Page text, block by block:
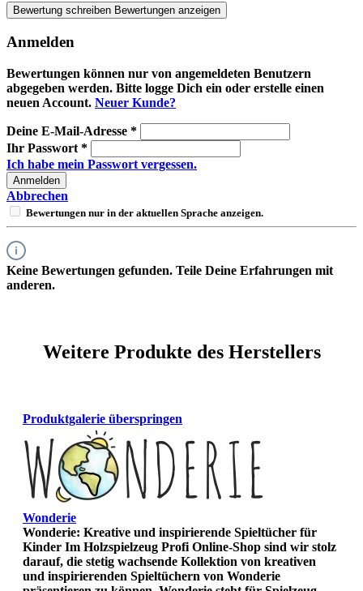
Bewertung schreiben Bewertungen anzeigen
Anmelden
Bewertungen können nur von angemeldeten Benutzern
abgegeben werden. Bitte logge Dich ein oder erstelle einen
neuen Account. Neuer Kunde?
Deine E-Mail-Adresse *
Ihr Passwort *
Ich habe mein Passwort vergessen.
Anmelden
Abbrechen
Bewertungen nur in der aktuellen Sprache anzeigen.
Keine Bewertungen gefunden. Teile Deine Erfahrungen mit
anderen.
Weitere Produkte des Herstellers
Produktgalerie überspringen
Wonderie
Wonderie: Kreative und inspirierende Spieltücher für
Kinder Im Holzspielzeug Profi Online-Shop sind wir stolz
darauf, die stetig wachsende Kollektion von kreativen
und inspirierenden Spieltüchern von Wonderie